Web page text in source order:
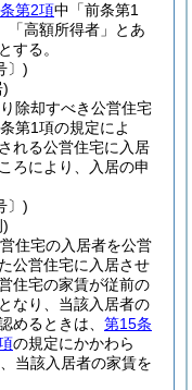
第2項中「前条第1
「高額所得者」とあ
する。
〕)
)
除却すべき公営住宅
第1項の規定によ
れる公営住宅に入居
ろにより、入居の申
〕)
)
住宅の入居者を公営
公営住宅に入居させ
住宅の家賃が従前の
なり、当該入居者の
めるときは、 第15条
の規定にかかわら
当該入居者の家賃を